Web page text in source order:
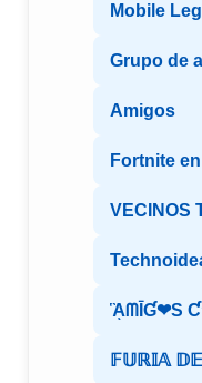
Mobile
Grupo de
Amigos
Fortnite
VECINOS
ᾋᗰĪƓ❤S
𝔽𝕌ℝ𝕀𝔸